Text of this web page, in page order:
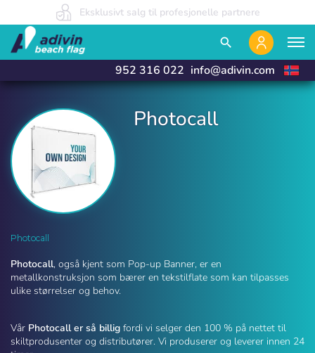
Vi produserer og leverer innen 24 timer
Eksklusivt salg til profesjonelle partnere
Prisene våre er så lave fordi vi selger 100 % på nett
search
952 316 022 info@adivin.com
Photocall | Adivin Beach Flag
Photocall
Photocall
Photocall, også kjent som Pop-up Banner, er en
metallkonstruksjon som bærer en tekstilflate som kan tilpasses
ulike størrelser og behov.
Vår Photocall er så billig fordi vi selger den 100 % på nettet til
skiltprodusenter og distributører. Vi produserer og leverer innen 24